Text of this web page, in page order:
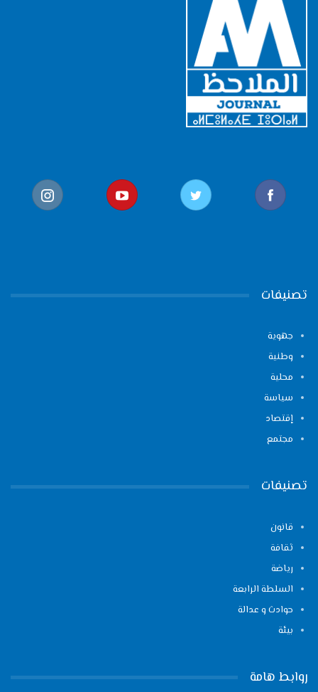
تصنيفات
جهوية
وطنية
محلية
سياسة
إقتصاد
مجتمع
تصنيفات
قانون
ثقافة
رياضة
السلطة الرابعة
حوادث و عدالة
بيئة
روابط هامة